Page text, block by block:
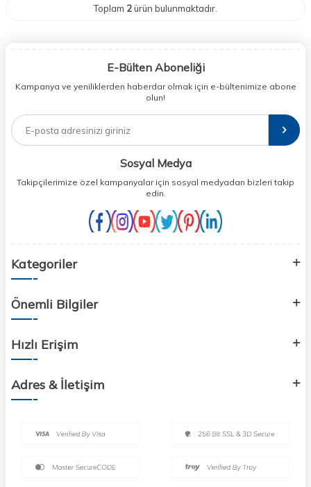
Toplam 2ürün bulunmaktadır.
E-Bülten Aboneliği
Kampanya ve yeniliklerden haberdar olmak için e-bültenimize abone
olun!
Sosyal Medya
Takipçilerimize özel kampanyalar için sosyal medyadan bizleri takip
edin.
Kategoriler
Önemli Bilgiler
Hızlı Erişim
Adres & İletişim